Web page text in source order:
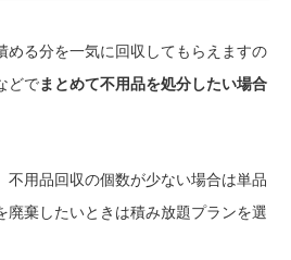
める分を一気に回収してもらえますの
どでまとめて不用品を処分したい場合
不用品回収の個数が少ない場合は単品
廃棄したいときは積み放題プランを選